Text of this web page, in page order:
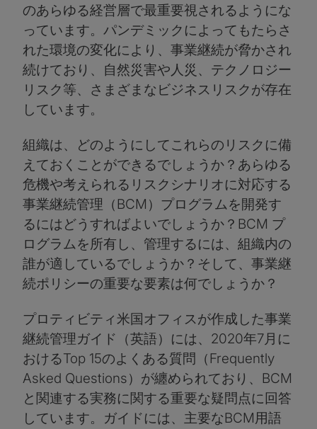
のあらゆる経営層で最重要視されるようにな
っています。パンデミックによってもたらさ
れた環境の変化により、事業継続が脅かされ
続けており、自然災害や人災、テクノロジー
リスク等、さまざまなビジネスリスクが存在
しています。
組織は、どのようにしてこれらのリスクに備
えておくことができるでしょうか？あらゆる
危機や考えられるリスクシナリオに対応する
事業継続管理（BCM）プログラムを開発す
るにはどうすればよいでしょうか？BCM プ
ログラムを所有し、管理するには、組織内の
誰が適しているでしょうか？そして、事業継
続ポリシーの重要な要素は何でしょうか？
プロティビティ米国オフィスが作成した事業
継続管理ガイド（英語）には、2020年7月に
おけるTop 15のよくある質問（Frequently
Asked Questions）が纏められており、BCM
と関連する実務に関する重要な疑問点に回答
しています。ガイドには、主要なBCM用語